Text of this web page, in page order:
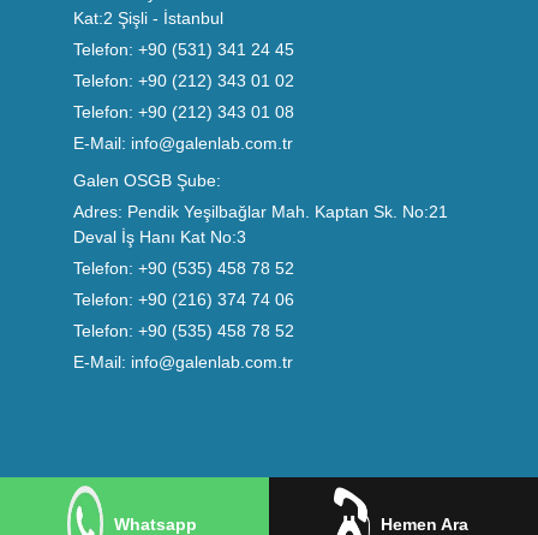
Whatsapp Hemen Ara
Kat:2 Şişli - İstanbul
Telefon: +90 (531) 341 24 45
Telefon: +90 (212) 343 01 02
Telefon: +90 (212) 343 01 08
E-Mail: info@galenlab.com.tr
Galen OSGB Şube:
Adres: Pendik Yeşilbağlar Mah. Kaptan Sk. No:21
Deval İş Hanı Kat No:3
Telefon: +90 (535) 458 78 52
Telefon: +90 (216) 374 74 06
Telefon: +90 (535) 458 78 52
E-Mail: info@galenlab.com.tr